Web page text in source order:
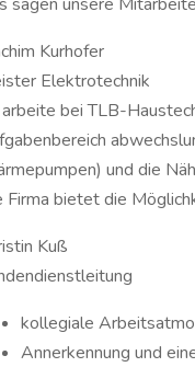
Kurhofer
Elektrotechnik
arbeite bei TLB-
und die
Firma bietet die
Kuß
kollegiale
Annerkennung und